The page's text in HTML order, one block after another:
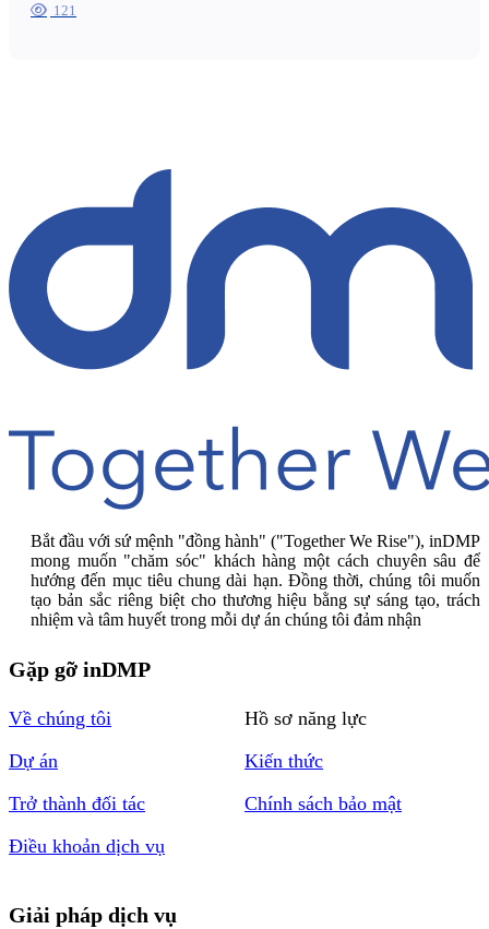
121
Bắt đầu với sứ mệnh "đồng hành" ("Together We Rise"), inDMP
mong muốn "chăm sóc" khách hàng một cách chuyên sâu để
hướng đến mục tiêu chung dài hạn. Đồng thời, chúng tôi muốn
tạo bản sắc riêng biệt cho thương hiệu bằng sự sáng tạo, trách
nhiệm và tâm huyết trong mỗi dự án chúng tôi đảm nhận
Gặp gỡ inDMP
Về chúng tôi
Hồ sơ năng lực
Dự án
Kiến thức
Trở thành đối tác
Chính sách bảo mật
Điều khoản dịch vụ
Giải pháp dịch vụ